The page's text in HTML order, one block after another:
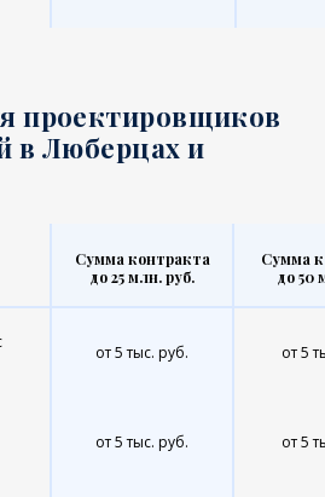
проектировщиков
в Люберцах и
Сумма контракта
до 25 млн. руб.
Сумма
до 50
от 5 тыс. руб. от 5
от 5 тыс. руб. от 5